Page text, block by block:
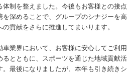
制を整えました。今後もお客様との接点
を深めることで、グループのシナジーを高
貢献をさらに推進してまいります。
業界において、お客様に安心してご利用
るとともに、スポーツを通じた地域貢献活
最後になりましたが、本年も引き続きシ